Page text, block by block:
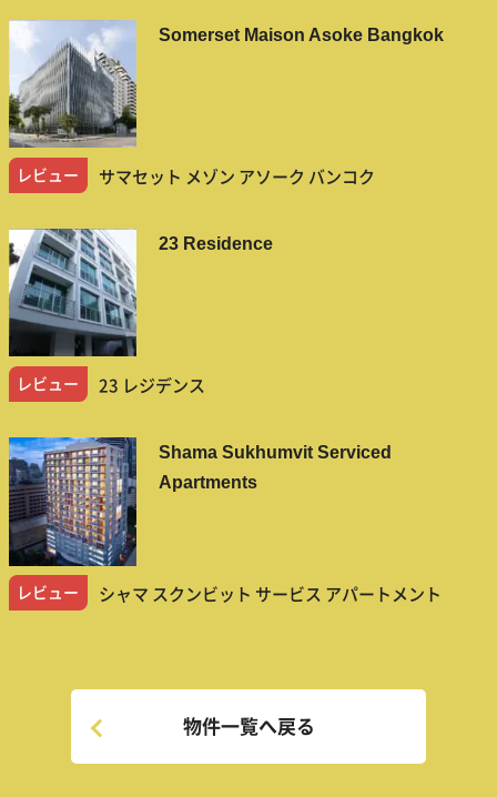
Somerset Maison Asoke Bangkok
レビュー サマセット メゾン アソーク バンコク
23 Residence
レビュー 23 レジデンス
Shama Sukhumvit Serviced
Apartments
レビュー シャマ スクンビット サービス アパートメント
物件一覧へ戻る